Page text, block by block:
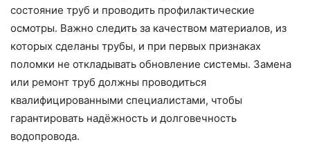
состояние труб и проводить профилактические
осмотры. Важно следить за качеством материалов, из
которых сделаны трубы, и при первых признаках
поломки не откладывать обновление системы. Замена
или ремонт труб должны проводиться
квалифицированными специалистами, чтобы
гарантировать надёжность и долговечность
водопровода.